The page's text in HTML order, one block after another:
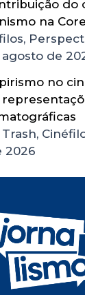
do
na
de
no
2026